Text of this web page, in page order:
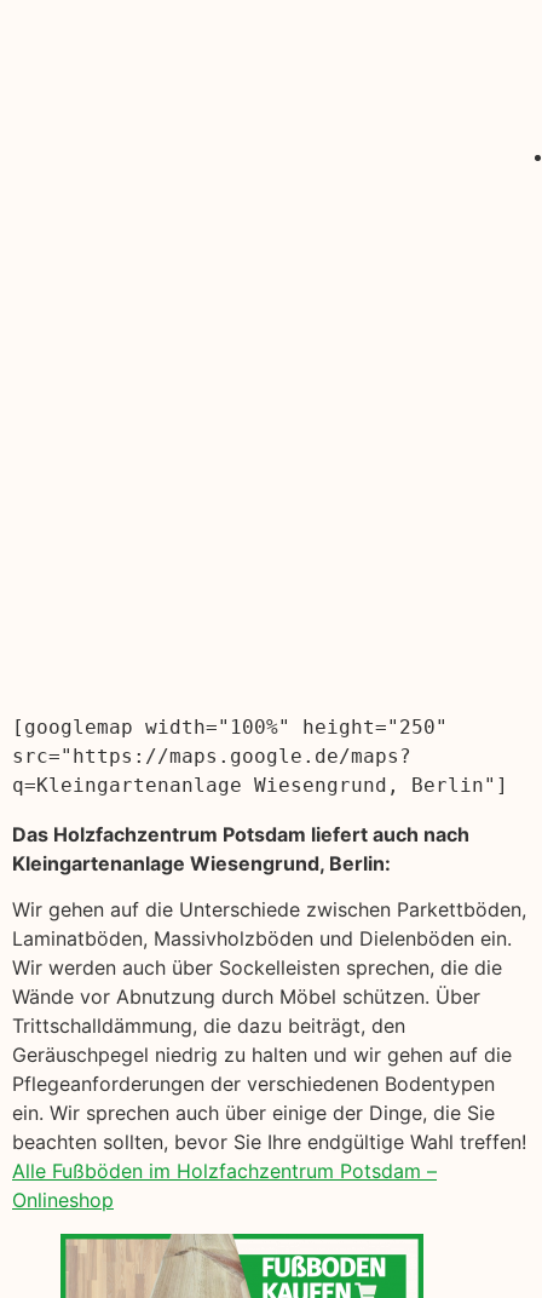
[googlemap width="100%" height="250"
src="https://maps.google.de/maps?
q=Kleingartenanlage Wiesengrund, Berlin"]
Das Holzfachzentrum Potsdam liefert auch nach
Kleingartenanlage Wiesengrund, Berlin:
Wir gehen auf die Unterschiede zwischen Parkettböden,
Laminatböden, Massivholzböden und Dielenböden ein.
Wir werden auch über Sockelleisten sprechen, die die
Wände vor Abnutzung durch Möbel schützen. Über
Trittschalldämmung, die dazu beiträgt, den
Geräuschpegel niedrig zu halten und wir gehen auf die
Pflegeanforderungen der verschiedenen Bodentypen
ein. Wir sprechen auch über einige der Dinge, die Sie
beachten sollten, bevor Sie Ihre endgültige Wahl treffen!
Alle Fußböden im Holzfachzentrum Potsdam –
Onlineshop